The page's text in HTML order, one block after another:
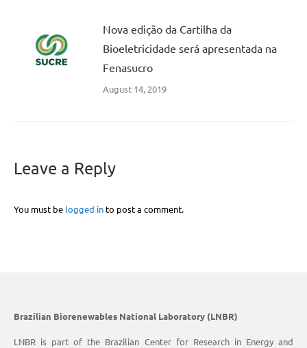
Nova edição da Cartilha da
Bioeletricidade será apresentada na
Fenasucro
August 14, 2019
Leave a Reply
You must be logged in to post a comment.
Brazilian Biorenewables National Laboratory (LNBR)
LNBR is part of the Brazilian Center for Research in Energy and